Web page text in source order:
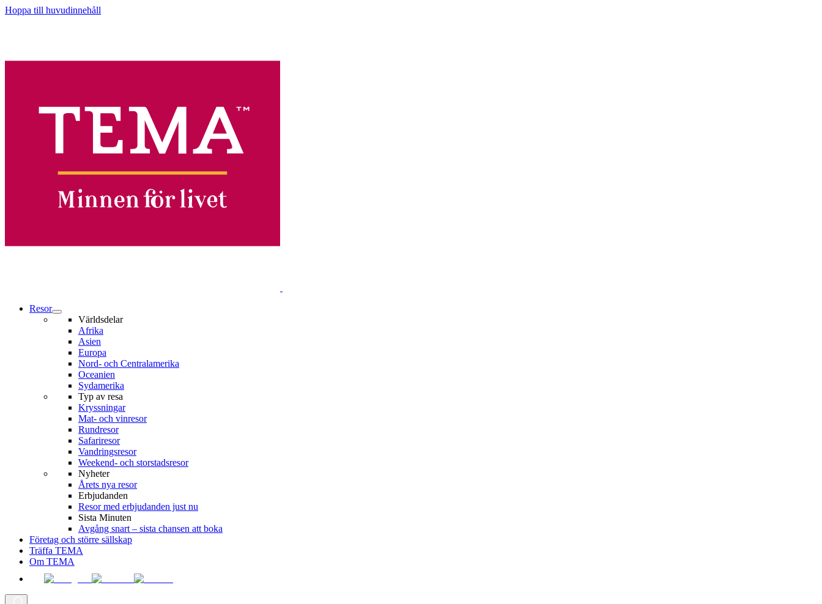
Hoppa till huvudinnehåll
Resor
Världsdelar
Afrika
Asien
Europa
Nord- och Centralamerika
Oceanien
Sydamerika
Typ av resa
Kryssningar
Mat- och vinresor
Rundresor
Safariresor
Vandringsresor
Weekend- och storstadsresor
Nyheter
Årets nya resor
Erbjudanden
Resor med erbjudanden just nu
Sista Minuten
Avgång snart – sista chansen att boka
Företag och större sällskap
Träffa TEMA
Om TEMA